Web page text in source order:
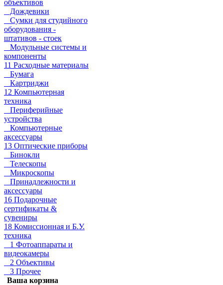
объективов
Дождевики
Сумки для студийного
оборудования -
штативов - стоек
Модульные системы и
компоненты
11 Расходные материалы
Бумага
Картриджи
12 Компьютерная
техника
Периферийные
устройства
Компьютерные
аксессуары
13 Оптические приборы
Бинокли
Телескопы
Микроскопы
Принадлежности и
аксессуары
16 Подарочные
сертификаты &
сувениры
18 Комиссионная и Б.У.
техника
1 Фотоаппараты и
видеокамеры
2 Объективы
3 Прочее
Ваша корзина